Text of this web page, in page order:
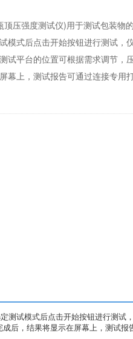
压强度测试仪)用于测试包装物
模式后点击开始按钮进行测试，
试平台的位置可根据需求调节，
上，测试报告可通过连接专用
测试模式后点击开始按钮进行测试
后，结果将显示在屏幕上，测试报